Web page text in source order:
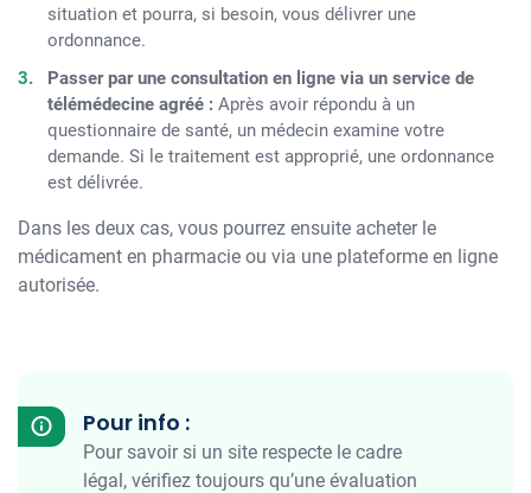
situation et pourra, si besoin, vous délivrer une
ordonnance.
Passer par une consultation en ligne via un service de
télémédecine agréé : Après avoir répondu à un
questionnaire de santé, un médecin examine votre
demande. Si le traitement est approprié, une ordonnance
est délivrée.
Dans les deux cas, vous pourrez ensuite acheter le
médicament en pharmacie ou via une plateforme en ligne
autorisée.
Pour info :
Pour savoir si un site respecte le cadre
légal, vérifiez toujours qu’une évaluation